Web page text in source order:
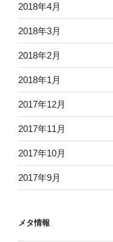
2018年4月
2018年3月
2018年2月
2018年1月
2017年12月
2017年11月
2017年10月
2017年9月
メタ情報